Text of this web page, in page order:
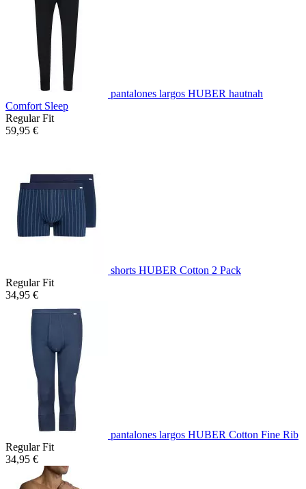
pantalones largos HUBER hautnah
Comfort Sleep
Regular Fit
59,95 €
shorts HUBER Cotton 2 Pack
Regular Fit
34,95 €
pantalones largos HUBER Cotton Fine Rib
Regular Fit
34,95 €